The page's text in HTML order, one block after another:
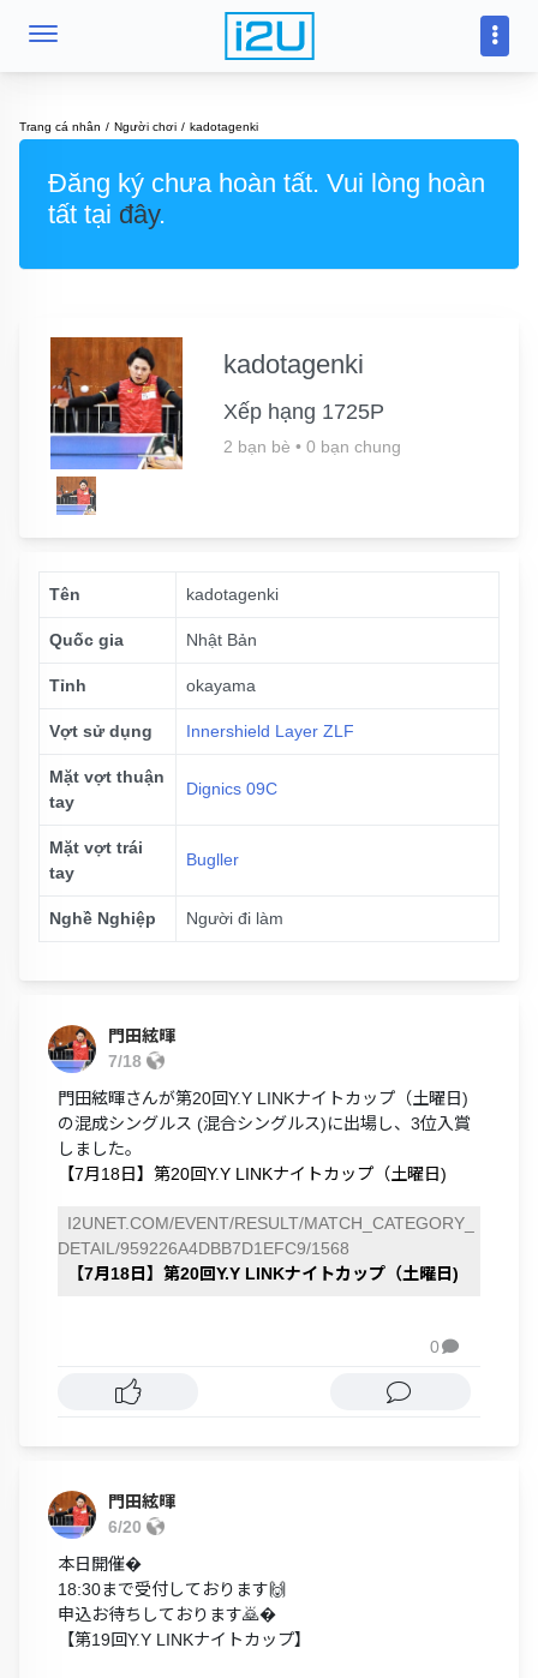
Trang cá nhân Người chơi kadotagenki
Đăng ký chưa hoàn tất. Vui lòng hoàn
tất tại đây.
kadotagenki
Xếp hạng 1725P
2 bạn bè • 0 bạn chung
Tên kadotagenki
Quốc gia Nhật Bản
Tỉnh okayama
Vợt sử dụng Innershield Layer ZLF
Mặt vợt thuận
tay
Dignics 09C
Mặt vợt trái
tay
Bugller
Nghề Nghiệp Người đi làm
門田絃暉
7/18
門田絃暉さんが第20回Y.Y LINKナイトカップ（土曜日)
の混成シングルス (混合シングルス)に出場し、3位入賞
しました。
【7月18日】第20回Y.Y LINKナイトカップ（土曜日)
I2UNET.COM/EVENT/RESULT/MATCH_CATEGORY_
DETAIL/959226A4DBB7D1EFC9/1568
【7月18日】第20回Y.Y LINKナイトカップ（土曜日)
0
門田絃暉
6/20
本日開催�
18:30まで受付しております🙌
申込お待ちしております🙇‍�
【第19回Y.Y LINKナイトカップ】